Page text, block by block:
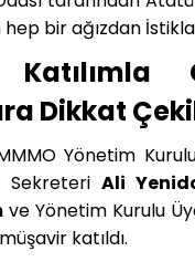
bir ağızdan
Katılımla
Dikkat
Yönetim
Sekreteri Ali
ve Yönetim Kurulu
katıldı.